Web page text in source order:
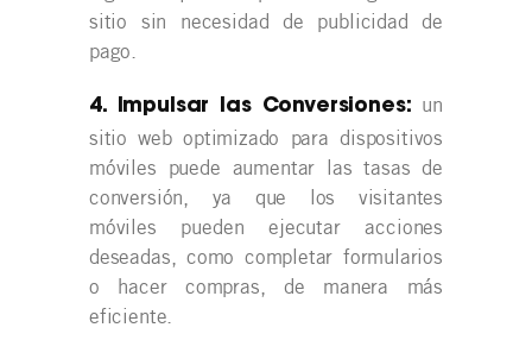
sitio sin necesidad de publicidad de
pago.
4. Impulsar las Conversiones: un
sitio web optimizado para dispositivos
móviles puede aumentar las tasas de
conversión, ya que los visitantes
móviles pueden ejecutar acciones
deseadas, como completar formularios
o hacer compras, de manera más
eficiente.